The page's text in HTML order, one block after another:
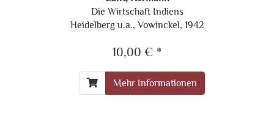
Die Wirtschaft Indiens
Heidelberg u.a., Vowinckel, 1942
10,00 € *
Mehr Informationen